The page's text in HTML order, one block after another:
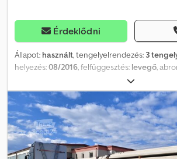
Műszaki állapot: nagyon jó Külső állapot:
Rendszámtábla: OX-78-HF További
információkért forduljon Arne Honingh-hoz.
Érdeklődni
Állapot: használt, tengelyelrendezés: 3
helyezés:08/2016, felfüggesztés: levegő,
2016,
opciók és tartozékok = Egyéb - Légrugózás
= További információk = Gumiabroncs mérete:
Tengelyek gyártója: BPW Chjdeyzypuopfx Acija
Gumiabroncs mintázatának mélysége bal
Gumiabroncs mintázatának mélysége jobb
2: Gumiabroncs mintázatának mélysége bal